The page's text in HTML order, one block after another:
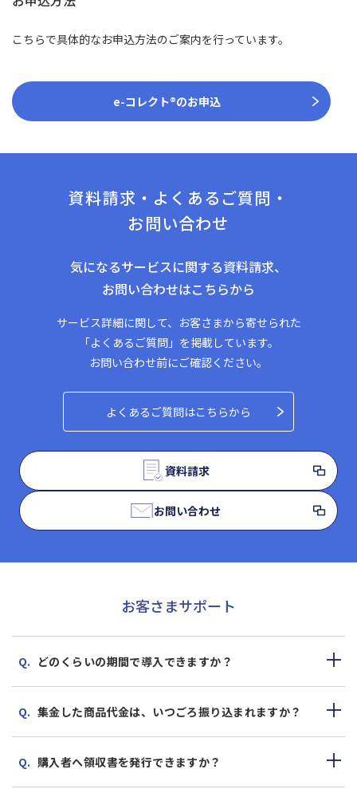
こちらで具体的なお申込方法のご案内を行っています。
e-コレクト®のお申込
資料請求・よくあるご質問・
お問い合わせ
気になるサービスに関する資料請求、
お問い合わせはこちらから
サービス詳細に関して、お客さまから寄せられた
「よくあるご質問」を掲載しています。
お問い合わせ前にご確認ください。
よくあるご質問はこちらから
資料請求
お問い合わせ
お客さまサポート
どのくらいの期間で導入できますか？
集金した商品代金は、いつごろ振り込まれますか？
購入者へ領収書を発行できますか？